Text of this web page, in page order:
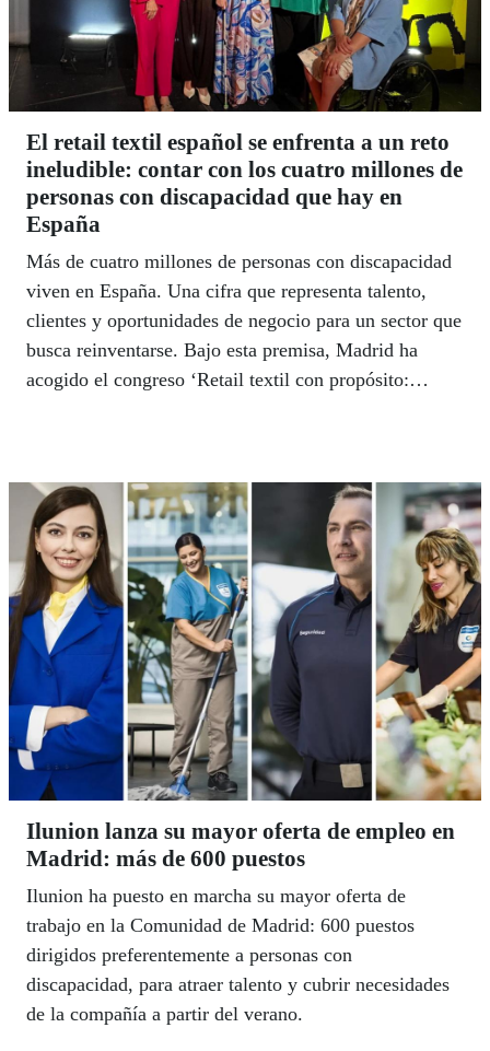
El retail textil español se enfrenta a un reto
ineludible: contar con los cuatro millones de
personas con discapacidad que hay en
España
Más de cuatro millones de personas con discapacidad
viven en España. Una cifra que representa talento,
clientes y oportunidades de negocio para un sector que
busca reinventarse. Bajo esta premisa, Madrid ha
acogido el congreso ‘Retail textil con propósito:
convertirse en ventajas competitivas para el retail
textil del futuro.
Ilunion lanza su mayor oferta de empleo en
Madrid: más de 600 puestos
Ilunion ha puesto en marcha su mayor oferta de
trabajo en la Comunidad de Madrid: 600 puestos
dirigidos preferentemente a personas con
discapacidad, para atraer talento y cubrir necesidades
de la compañía a partir del verano.